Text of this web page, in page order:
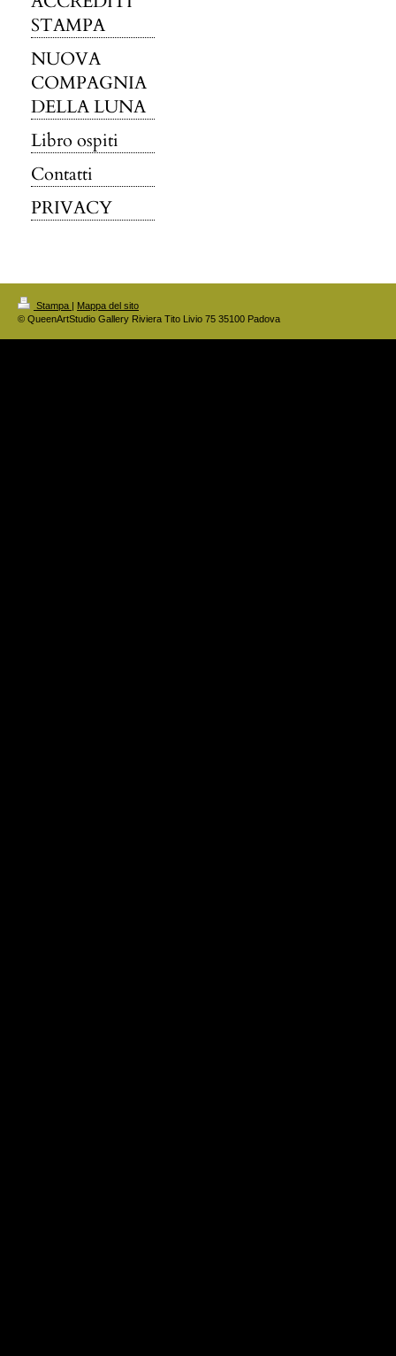
STAMPA
NUOVA
COMPAGNIA
DELLA LUNA
Libro ospiti
Contatti
PRIVACY
Stampa | Mappa del sito
© QueenArtStudio Gallery Riviera Tito Livio 75 35100 Padova